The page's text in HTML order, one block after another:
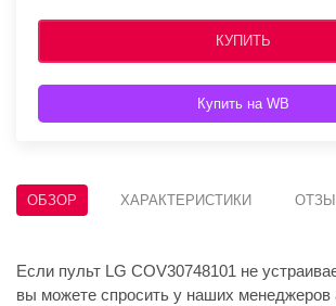
КУПИТЬ
Купить на WB
ОБЗОР ХАРАКТЕРИСТИКИ
Если пульт LG COV30748101 не
вы можете спросить у наших менеджеров